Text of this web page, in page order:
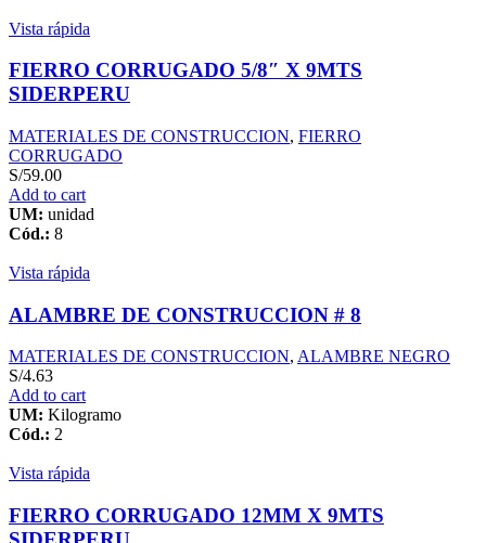
Vista rápida
FIERRO CORRUGADO 5/8″ X 9MTS
SIDERPERU
MATERIALES DE CONSTRUCCION, FIERRO
CORRUGADO
S/59.00
Add to cart
UM: unidad
Cód.: 8
Vista rápida
ALAMBRE DE CONSTRUCCION # 8
MATERIALES DE CONSTRUCCION, ALAMBRE NEGRO
S/4.63
Add to cart
UM: Kilogramo
Cód.: 2
Vista rápida
FIERRO CORRUGADO 12MM X 9MTS